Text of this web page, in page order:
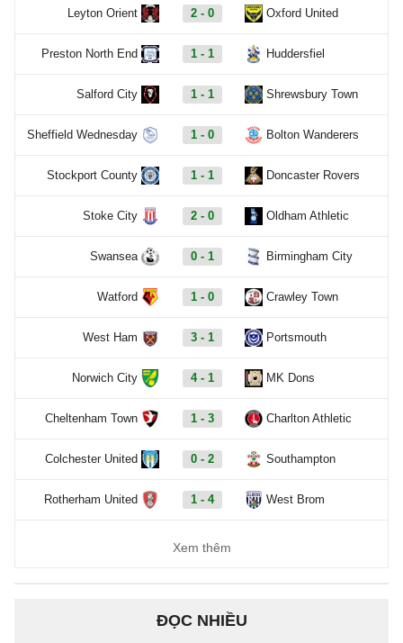
Leyton Orient 2 - 0 Oxford United
Preston North End 1 - 1 Huddersfiel
Salford City 1 - 1 Shrewsbury Town
Sheffield Wednesday 1 - 0 Bolton Wanderers
Stockport County 1 - 1 Doncaster Rovers
Stoke City 2 - 0 Oldham Athletic
Swansea 0 - 1 Birmingham City
Watford 1 - 0 Crawley Town
West Ham 3 - 1 Portsmouth
Norwich City 4 - 1 MK Dons
Cheltenham Town 1 - 3 Charlton Athletic
Colchester United 0 - 2 Southampton
Rotherham United 1 - 4 West Brom
Xem thêm
ĐỌC NHIỀU